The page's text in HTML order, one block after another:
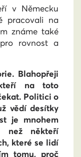
v Německu
pracovali na
známe také
rovnost a
Blahopřeji
na toto
Politici o
vědí desítky
je mnohem
než někteří
které se lidí
tomu, proč